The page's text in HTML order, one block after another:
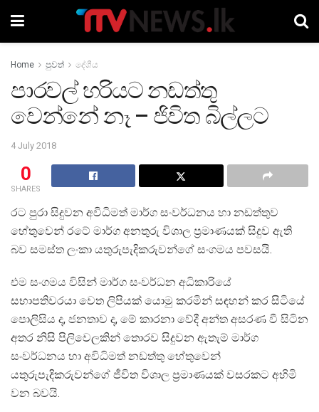
Home පුවත් දේශීය
පාරවල් හරියට නඩත්තු
වෙන්නේ නෑ – ජිවිත බිල්ලට
4 July 2018
0
SHARES
රට පුරා සිදුවන අවිධිමත් මාර්ග සංවර්ධනය හා නඩත්තුව
හේතුවෙන් රටේ මාර්ග අනතුරු විශාල ප්‍රමාණයක් සිදුව ඇති
බව සමස්ත ලංකා යතුරුපැදිකරුවන්ගේ සංගමය පවසයි.
එම සංගමය විසින් මාර්ග සංවර්ධන අධිකාරියේ
සභාපතිවරයා වෙත ලිපියක් යොමු කරමින් සඳහන් කර සිටියේ
පොලිසිය ද, ජනතාව ද, මේ කාරනා වේදී අන්ත අසරණ වී සිටින
අතර නිසි පිලිවෙලකින් තොරව සිදුවන ඇතැම් මාර්ග
සංවර්ධනය හා අවිධිමත් නඩත්තු හේතුවෙන්
යතුරුපැදිකරුවන්ගේ ජීවිත විශාල ප්‍රමාණයක් වසරකට අහිමි
වන බවයි.